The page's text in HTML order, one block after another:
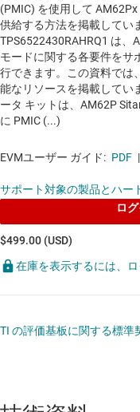
(PMIC) を使用して
供給する方法を掲載してい
TPS6522430RAHRQ1 は、
モードに関する各要件をサ
行できます。この資料では
能なリソースを掲載してい
ータ キットは、AM62P
に PMIC (...)
EVMユーザー ガイド: PDF |
サポート対象の製品とハー
ロ
$499.00 (USD)
在庫を表示するには、ロ
TI の評価基板に関する標準